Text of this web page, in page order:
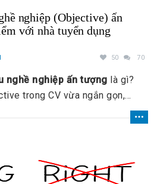
nghiệp (Objective) ấn
với nhà tuyển dụng
50 70
nghề nghiệp ấn tượng là gì?
trong CV vừa ngắn gọn,
hiện được định hướng rõ ràng?
bạn hiểu chi tiết và có thể áp